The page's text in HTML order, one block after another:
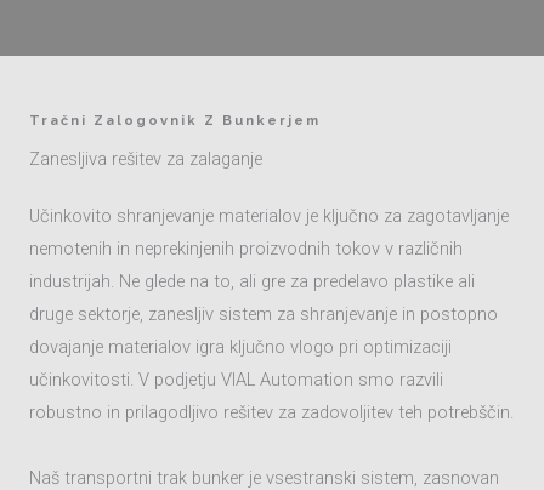
Tračni Zalogovnik Z Bunkerjem
Zanesljiva rešitev za zalaganje
Učinkovito shranjevanje materialov je ključno za zagotavljanje
nemotenih in neprekinjenih proizvodnih tokov v različnih
industrijah. Ne glede na to, ali gre za predelavo plastike ali
druge sektorje, zanesljiv sistem za shranjevanje in postopno
dovajanje materialov igra ključno vlogo pri optimizaciji
učinkovitosti. V podjetju VIAL Automation smo razvili
robustno in prilagodljivo rešitev za zadovoljitev teh potrebščin.
Naš transportni trak bunker je vsestranski sistem, zasnovan